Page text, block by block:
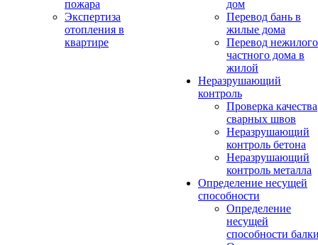
пожара
Экспертиза
отопления в
квартире
дом
Перевод бань в
жилые дома
Перевод нежилого
частного дома в
жилой
Неразрушающий
контроль
Проверка качества
сварных швов
Неразрушающий
контроль бетона
Неразрушающий
контроль металла
Определение несущей
способности
Определение
несущей
способности